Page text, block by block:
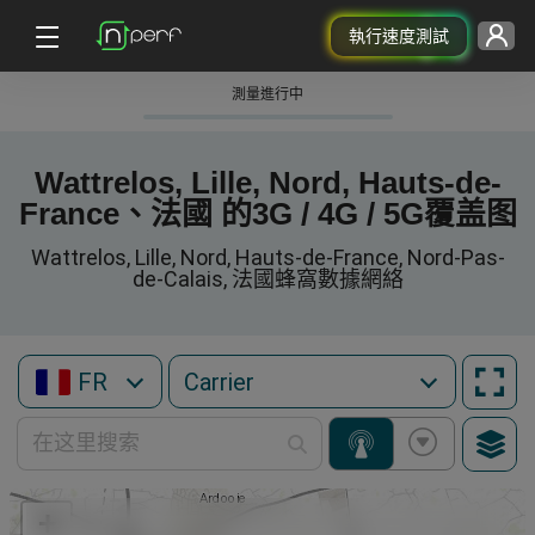
執行速度測試
測量進行中
Wattrelos, Lille, Nord, Hauts-de-
France、法國 的3G / 4G / 5G覆盖图
Wattrelos, Lille, Nord, Hauts-de-France, Nord-Pas-
de-Calais, 法國蜂窩數據網絡
FR